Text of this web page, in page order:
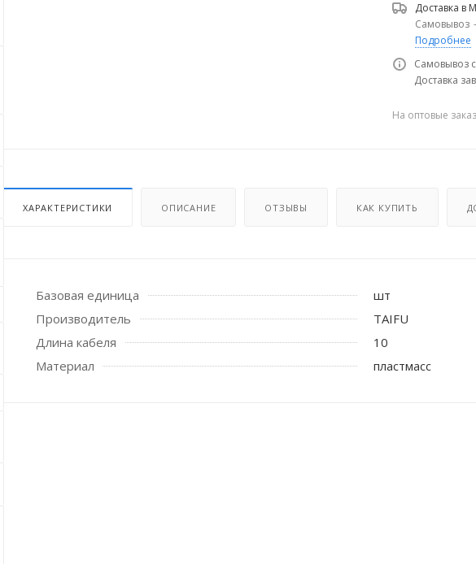
Доставка в
Самовывоз
Подробнее
Самовывоз
Доставка
На оптовые
ХАРАКТЕРИСТИКИ ОПИСАНИЕ ОТЗЫВЫ КАК КУПИТЬ
Базовая единица
шт
Производитель
TAIFU
Длина кабеля
10
Материал
пластмасс